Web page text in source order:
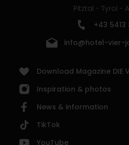
Pitztal - Tyrol -
+43 5413
info@hotel-vier-
Download Magazine DIE
Inspiration & photos
News & information
TikTok
YouTube